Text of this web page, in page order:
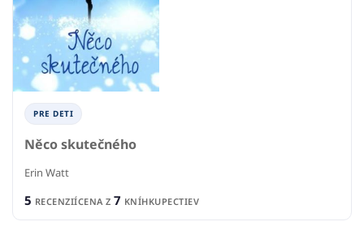
PRE DETI
Něco skutečného
Erin Watt
5RECENZIÍCENA Z7KNÍHKUPECTIEV